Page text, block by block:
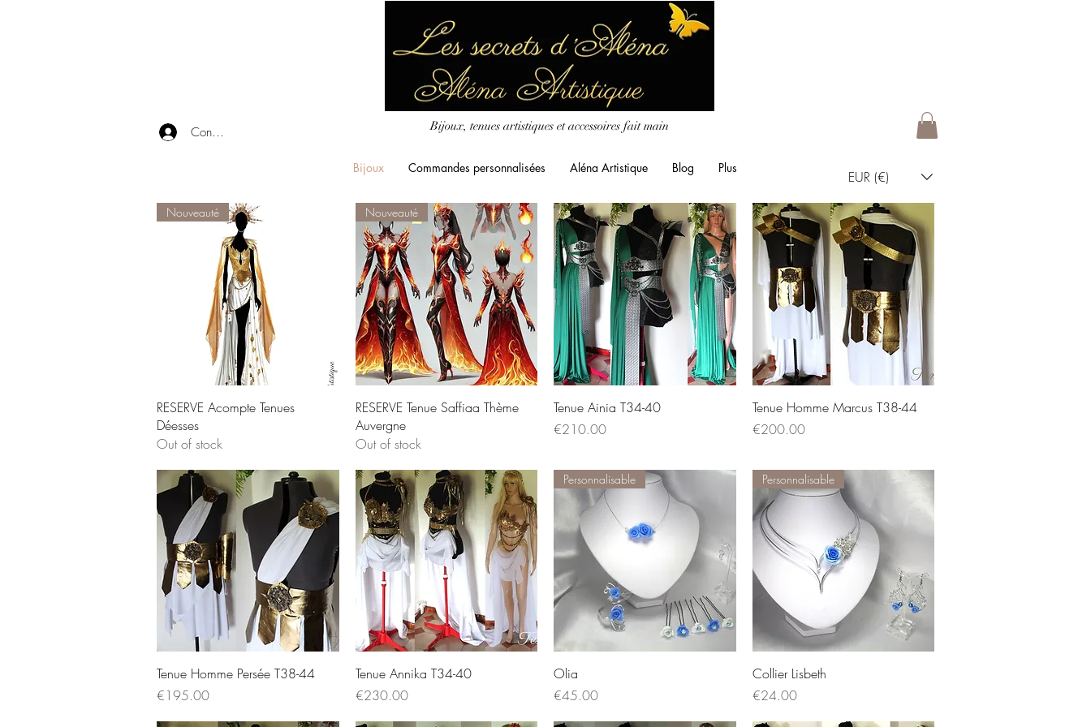
Connexion Bijoux, tenues artistiques et accessoires fait main
Bijoux Commandes personnalisées Aléna Artistique Blog Plus EUR (€)
Quick View
Nouveauté
RESERVE Acompte Tenues
Déesses
Out of stock
Quick View
Nouveauté
RESERVE Tenue Saffiaa Thème
Auvergne
Out of stock
Quick View
Tenue Ainia T34-40
Price
€210.00
Quick View
Tenue Homme Marcus T38-44
Price
€200.00
Quick View
Tenue Homme Persée T38-44
Price
€195.00
Quick View
Tenue Annika T34-40
Price
€230.00
Personnalisable
Olia
Price
€45.00
Quick View
Personnalisable
Collier Lisbeth
Price
€24.00